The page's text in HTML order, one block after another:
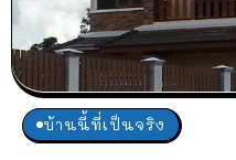
บ้านนี้ที่เป็นจริง